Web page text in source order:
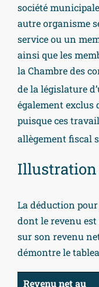
société
autre organisme
service ou un
ainsi que les
la Chambre des
de la législature
également exclus
puisque ces
allègement fiscal
Illustration
La déduction
dont le revenu est
sur son revenu
démontre le
Revenu net au